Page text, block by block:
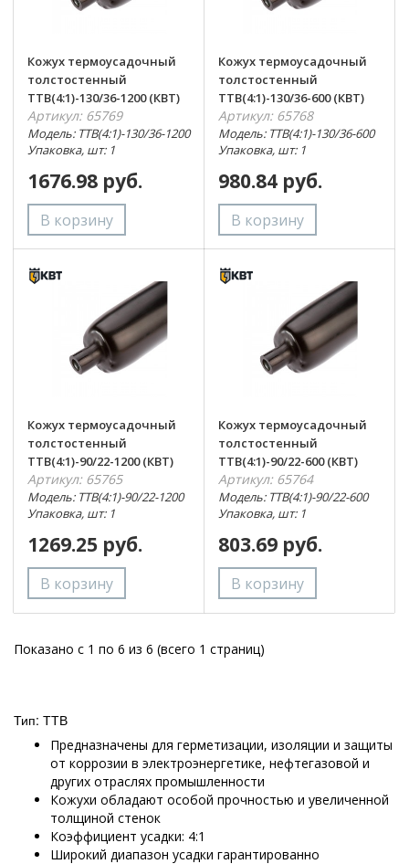
Кожух термоусадочный
толстостенный
ТТВ(4:1)-130/36-1200 (КВТ)
Артикул: 65769
Модель: ТТВ(4:1)-130/36-1200
Упаковка, шт: 1
1676.98 руб.
Кожух термоусадочный
толстостенный
ТТВ(4:1)-130/36-600 (КВТ)
Артикул: 65768
Модель: ТТВ(4:1)-130/36-600
Упаковка, шт: 1
980.84 руб.
Кожух термоусадочный
толстостенный
ТТВ(4:1)-90/22-1200 (КВТ)
Артикул: 65765
Модель: ТТВ(4:1)-90/22-1200
Упаковка, шт: 1
1269.25 руб.
Кожух термоусадочный
толстостенный
ТТВ(4:1)-90/22-600 (КВТ)
Артикул: 65764
Модель: ТТВ(4:1)-90/22-600
Упаковка, шт: 1
803.69 руб.
Показано с 1 по 6 из 6 (всего 1 страниц)
Тип: ТТВ
Предназначены для герметизации, изоляции и защиты
от коррозии в электроэнергетике, нефтегазовой и
других отраслях промышленности
Кожухи обладают особой прочностью и увеличенной
толщиной стенок
Коэффициент усадки: 4:1
Широкий диапазон усадки гарантированно